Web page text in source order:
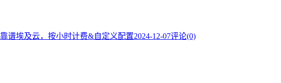
谱埃及云，按小时计费&自定义配置2024-12-07评论(0)